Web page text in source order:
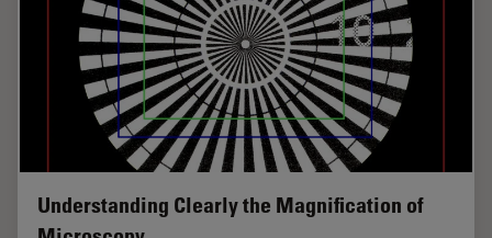
Understanding Clearly the Magnification of